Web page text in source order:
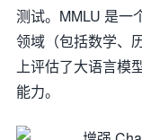
测试。MMLU 是一
领域（包括数学、
上评估了大语言模
能力。